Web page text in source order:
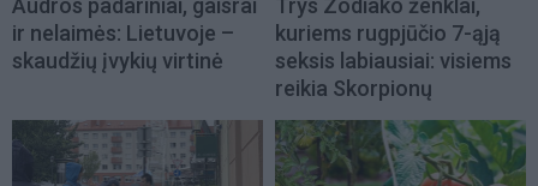
Audros padariniai, gaisrai
ir nelaimės: Lietuvoje –
skaudžių įvykių virtinė
Trys Zodiako ženklai,
kuriems rugpjūčio 7-ąją
seksis labiausiai: visiems
reikia Skorpionų